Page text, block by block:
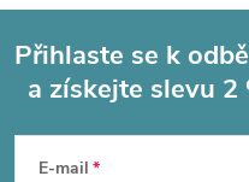
Přihlaste se k
a získejte slevu
E-mail